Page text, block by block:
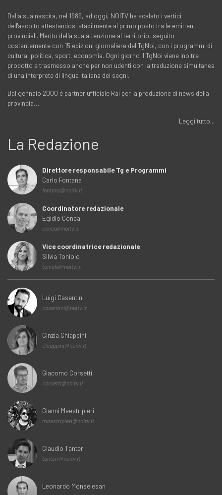
Dalla sua nascita, nel 1989, ad oggi, NOITV ha scalato i vertici
dell'ascolto attestandosi stabilmente al primo posto tra le emittenti
provinciali. Merito della sua attenzione al territorio, seguito
costantemente con 15 edizioni giornaliere del TgNoi, con i programmi di
cultura, politica, sport, economia. Ogni giorno il TgNoi viene inoltre
prodotto e trasmesso anche per non udenti con la traduzione simultanea
di una interprete di lingua italiana dei segni.
Dal gennaio 2000 è partner ufficiale Rai per la produzione di news della
provincia…
Leggi tutto...
La Redazione
Direttore responsabile Tg e Programmi
Carlo Fontana
fontana@noitv.it
Coordinatore redazionale
Egidio Conca
conca@noitv.it
Vice coordinatrice redazionale
Silvia Toniolo
toniolo@noitv.it
Luigi Casentini
casentini@noitv.it
Cinzia Chiappini
chiappini@noitv.it
Giacomo Corsetti
corsetti@noitv.it
Gianni Maestripieri
maestripieri@noitv.it
Claudio Tanteri
tanteri@noitv.it
Leonardo Monselesan